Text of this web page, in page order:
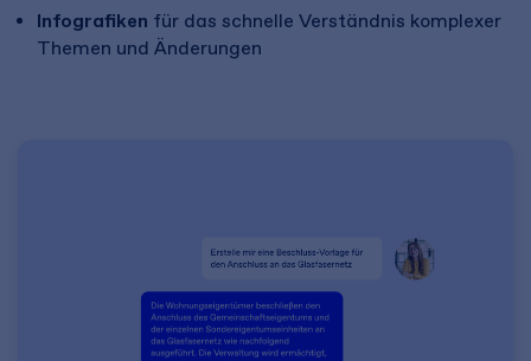
Infografiken für das schnelle Verständnis komplexer
Themen und Änderungen